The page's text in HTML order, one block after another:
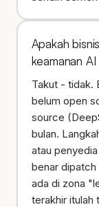
Apakah
keamanan
Takut - tidak.
belum open
source
bulan.
atau
benar dipatch
ada di zona
terakhir itulah